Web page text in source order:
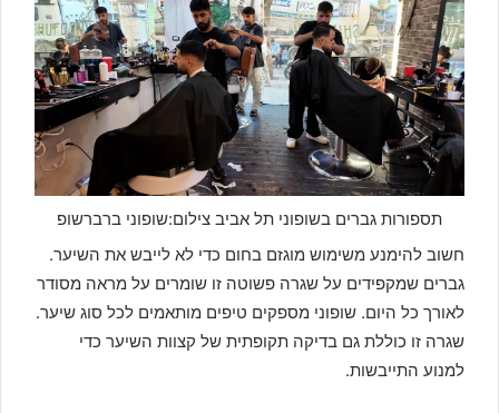
תספורות גברים בשופוני תל אביב צילום:שופוני ברברשופ
חשוב להימנע משימוש מוגזם בחום כדי לא לייבש את השיער.
גברים שמקפידים על שגרה פשוטה זו שומרים על מראה מסודר
לאורך כל היום. שופוני מספקים טיפים מותאמים לכל סוג שיער.
שגרה זו כוללת גם בדיקה תקופתית של קצוות השיער כדי
למנוע התייבשות.